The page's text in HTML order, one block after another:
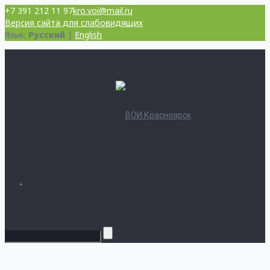
+7 391 212 11 97kro.voi@mail.ru
Версия сайта для слабовидящих
Язык: Русский | English